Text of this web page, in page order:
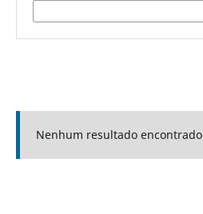
Nenhum resultado encontrado